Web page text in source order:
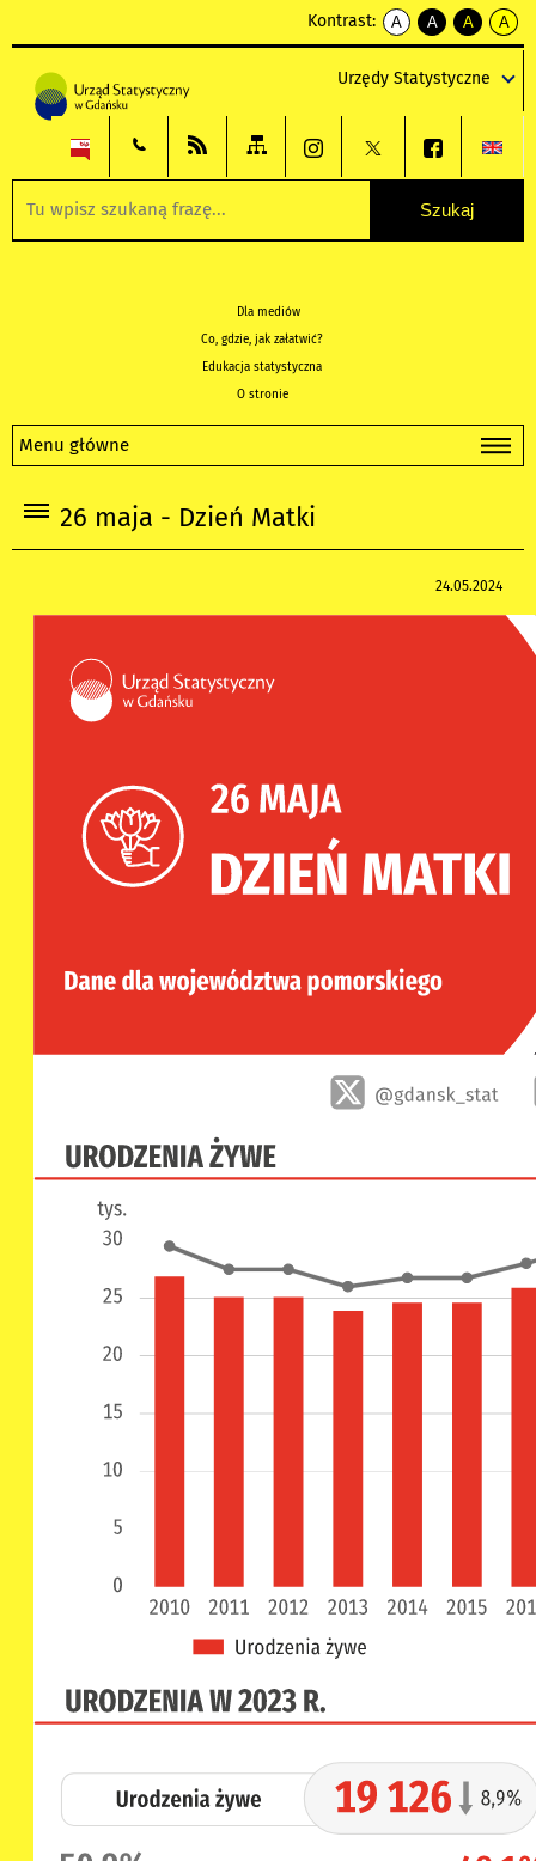
Kontrast:
A
kontrast
A
kontrast
tekst
czarnym
A
kontrast
tekst
czarnym
A
tekst
żółtym
Urzędy Statystyczne
Dla mediów
Co, gdzie, jak załatwić?
Edukacja statystyczna
O stronie
Menu główne
26 maja - Dzień Matki
24.05.2024